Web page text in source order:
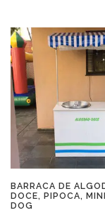
BARRACA DE
DOCE, PIPOCA,
DOG